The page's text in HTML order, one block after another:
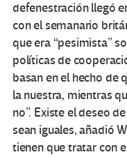
defenestración llegó
con el semanario
que era “pesimista”
políticas de
basan en el hecho de
la nuestra, mientras
no”. Existe el deseo
sean iguales, añadió
tienen que tratar con